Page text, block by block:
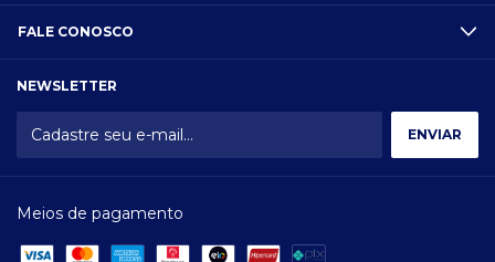
FALE CONOSCO
NEWSLETTER
Meios de pagamento